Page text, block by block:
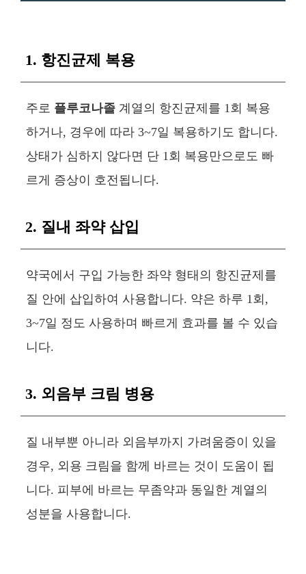
1. 항진균제 복용
주로 플루코나졸 계열의 항진균제를 1회 복용
하거나, 경우에 따라 3~7일 복용하기도 합니다.
상태가 심하지 않다면 단 1회 복용만으로도 빠
르게 증상이 호전됩니다.
2. 질내 좌약 삽입
약국에서 구입 가능한 좌약 형태의 항진균제를
질 안에 삽입하여 사용합니다. 약은 하루 1회,
3~7일 정도 사용하며 빠르게 효과를 볼 수 있습
니다.
3. 외음부 크림 병용
질 내부뿐 아니라 외음부까지 가려움증이 있을
경우, 외용 크림을 함께 바르는 것이 도움이 됩
니다. 피부에 바르는 무좀약과 동일한 계열의
성분을 사용합니다.